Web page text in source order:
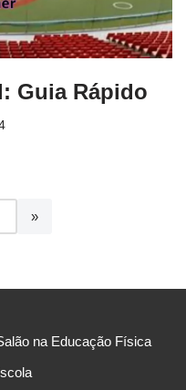
Guia Rápido
na Educação Física